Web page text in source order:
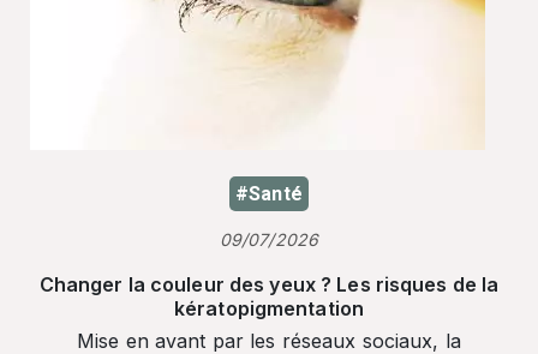
#Santé
09/07/2026
Changer la couleur des yeux ? Les risques de la
kératopigmentation
Mise en avant par les réseaux sociaux, la